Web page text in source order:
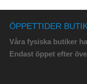
ÖPPETTIDER BUTIK
Våra fysiska butiker
Endast öppet efter